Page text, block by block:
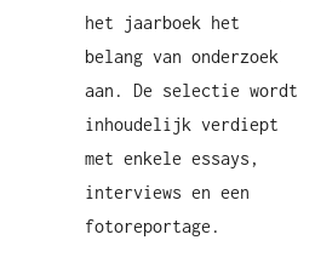
het jaarboek het
belang van onderzoek
aan. De selectie wordt
inhoudelijk verdiept
met enkele essays,
interviews en een
fotoreportage.